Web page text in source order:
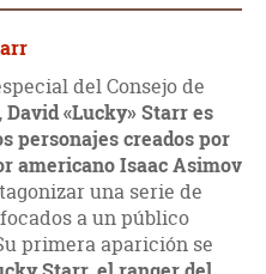
del Consejo de
David «Lucky» Starr es
personajes creados por
americano Isaac Asimov
una serie de
a un público
primera aparición se